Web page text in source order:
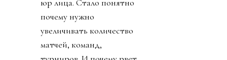
юр лица. Стало понятно
почему нужно
увеличивать количество
матчей, команд,